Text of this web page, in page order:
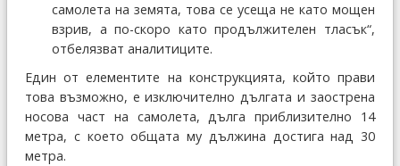
самолета на земята, това се усеща не като мощен
взрив, а по-скоро като продължителен тласък“,
отбелязват аналитиците.
Един от елементите на конструкцията, който прави
това възможно, е изключително дългата и заострена
носова част на самолета, дълга приблизително 14
метра, с което общата му дължина достига над 30
метра.